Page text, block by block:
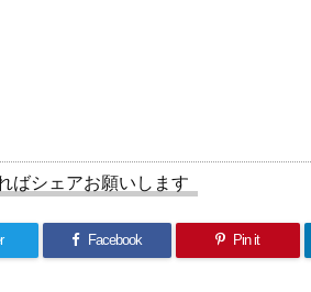
ばシェアお願いします
Facebook Pin it